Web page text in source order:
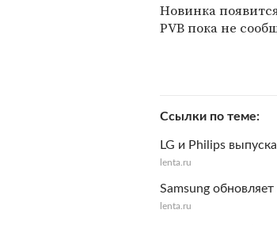
Новинка
PVB пока не
Ссылки по теме
LG и Philips
lenta.ru
Samsung
lenta.ru